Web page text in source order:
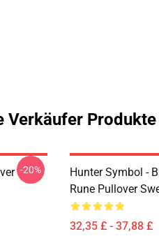
Verkäufer Produkte
-20%
Hunter Symbol -
Rune Pullover
32,35 £ - 37,88 £